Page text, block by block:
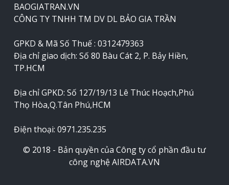
BAOGIATRAN.VN
CÔNG TY TNHH TM DV DL BẢO GIA TRẦN
GPKD & Mã Số Thuế : 0312479363
Địa chỉ giao dịch: Số 80 Bàu Cát 2, P. Bảy Hiền,
TP.HCM
Địa chỉ GPKD: Số 127/19/13 Lê Thúc Hoạch,Phú
Thọ Hòa,Q.Tân Phú,HCM
Điện thoại: 0971.235.235
© 2018 - Bản quyền của Công ty cổ phần đầu tư
công nghệ AIRDATA.VN